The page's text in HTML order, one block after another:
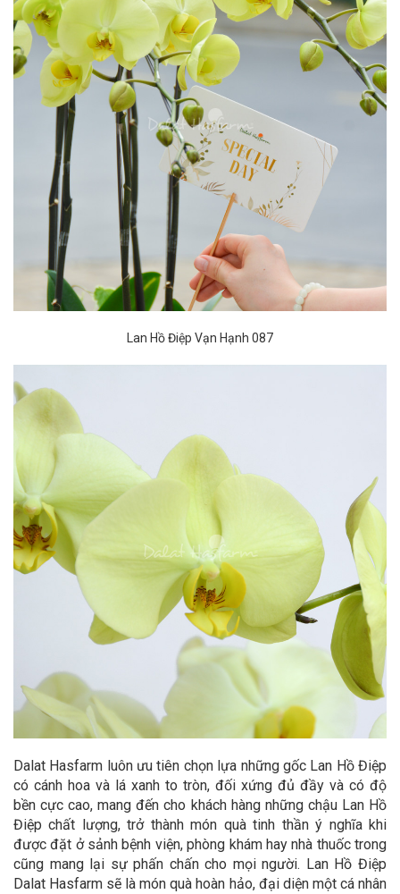
Lan Hồ Điệp Vạn Hạnh 087
Dalat Hasfarm luôn ưu tiên chọn lựa những gốc Lan Hồ Điệp
có cánh hoa và lá xanh to tròn, đối xứng đủ đầy và có độ
bền cực cao, mang đến cho khách hàng những chậu Lan Hồ
Điệp chất lượng, trở thành món quà tinh thần ý nghĩa khi
được đặt ở sảnh bệnh viện, phòng khám hay nhà thuốc trong
cũng mang lại sự phấn chấn cho mọi người. Lan Hồ Điệp
Dalat Hasfarm sẽ là món quà hoàn hảo, đại diện một cá nhân